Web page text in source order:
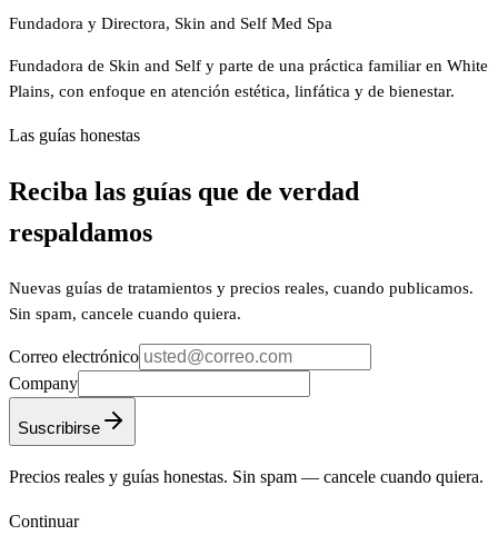
Fundadora y Directora, Skin and Self Med Spa
Fundadora de Skin and Self y parte de una práctica familiar en White
Plains, con enfoque en atención estética, linfática y de bienestar.
Las guías honestas
Reciba las guías que de verdad
respaldamos
Nuevas guías de tratamientos y precios reales, cuando publicamos.
Sin spam, cancele cuando quiera.
Correo electrónico
Company
Suscribirse
Precios reales y guías honestas. Sin spam — cancele cuando quiera.
Continuar